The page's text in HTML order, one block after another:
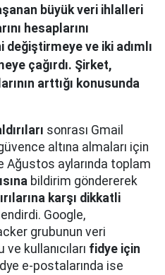
büyük veri ihlalleri
hesaplarını
ve iki adımlı
çağırdı. Şirket,
arttığı konusunda
sonrası Gmail
güvence altına almaları için
Ağustos aylarında toplam
bildirim göndererek
karşı dikkatli
Google,
grubunun veri
kullanıcıları fidye için
e-postalarında ise